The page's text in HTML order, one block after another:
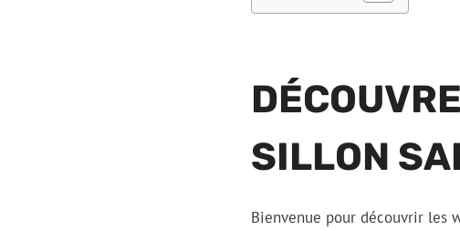
SILLON
Bienvenue pour découvrir les